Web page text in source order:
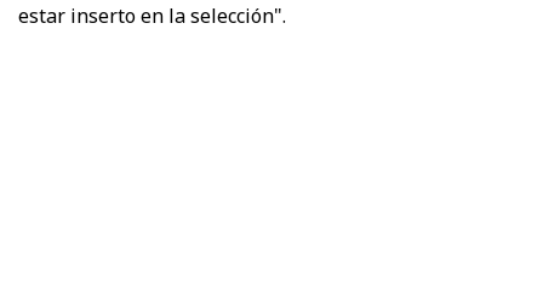
estar inserto en la selección".